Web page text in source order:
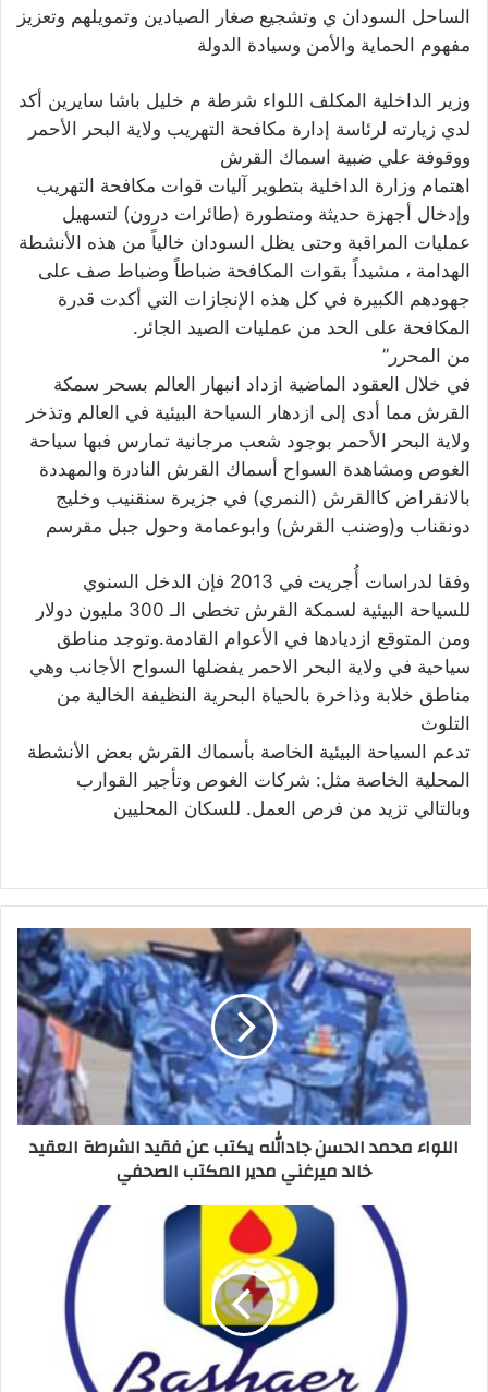
الساحل السودان ي وتشجيع صغار الصيادين وتمويلهم وتعزيز
مفهوم الحماية والأمن وسيادة الدولة
وزير الداخلية المكلف اللواء شرطة م خليل باشا سايرين أكد
لدي زيارته لرئاسة إدارة مكافحة التهريب ولاية البحر الأحمر
ووقوفة علي ضبية اسماك القرش
اهتمام وزارة الداخلية بتطوير آليات قوات مكافحة التهريب
وإدخال أجهزة حديثة ومتطورة (طائرات درون) لتسهيل
عمليات المراقبة وحتى يظل السودان خالياً من هذه الأنشطة
الهدامة ، مشيداً بقوات المكافحة ضباطاً وضباط صف على
جهودهم الكبيرة في كل هذه الإنجازات التي أكدت قدرة
المكافحة على الحد من عمليات الصيد الجائر.
من المحرر”
في خلال العقود الماضية ازداد انبهار العالم بسحر سمكة
القرش مما أدى إلى ازدهار السياحة البيئية في العالم وتذخر
ولاية البحر الأحمر بوجود شعب مرجانية تمارس فبها سياحة
الغوص ومشاهدة السواح أسماك القرش النادرة والمهددة
بالانقراض كاالقرش (النمري) في جزيرة سنقنيب وخليج
دونقناب و(وضنب القرش) وابوعمامة وحول جبل مقرسم
وفقا لدراسات أُجريت في 2013 فإن الدخل السنوي
للسياحة البيئية لسمكة القرش تخطى الـ 300 مليون دولار
ومن المتوقع ازديادها في الأعوام القادمة.وتوجد مناطق
سياحية في ولاية البحر الاحمر يفضلها السواح الأجانب وهي
مناطق خلابة وذاخرة بالحياة البحرية النظيفة الخالية من
التلوث
تدعم السياحة البيئية الخاصة بأسماك القرش بعض الأنشطة
المحلية الخاصة مثل: شركات الغوص وتأجير القوارب
وبالتالي تزيد من فرص العمل. للسكان المحليين
اللواء محمد الحسن جادالله يكتب عن فقيد الشرطة العقيد
خالد ميرغني مدير المكتب الصحفي